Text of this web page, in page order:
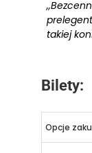
takiej
Bilety:
Opcje